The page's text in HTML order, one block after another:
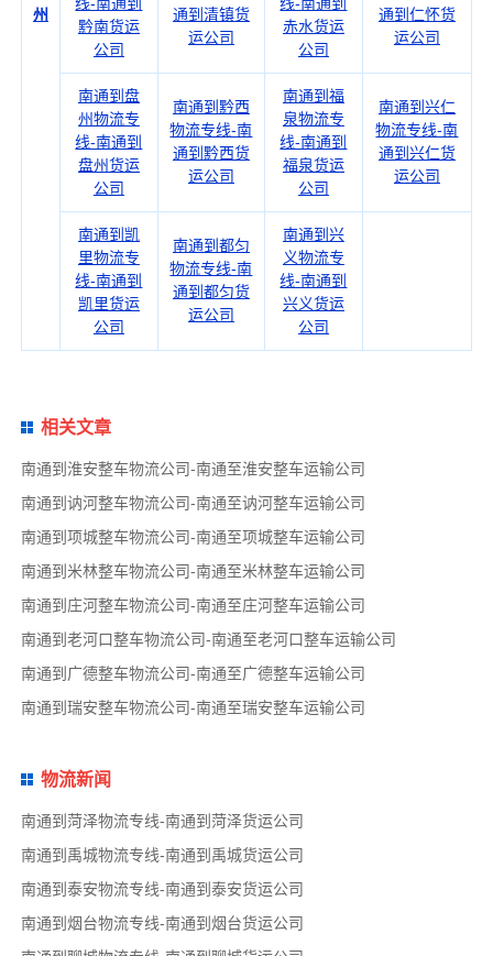
州
黔南货运
公司
通到清镇货
运公司
赤水货运
公司
通到仁怀货
运公司
南通到盘
州物流专
线-南通到
盘州货运
公司
南通到黔西
物流专线-南
通到黔西货
运公司
南通到福
泉物流专
线-南通到
福泉货运
公司
南通到兴仁
物流专线-南
通到兴仁货
运公司
南通到凯
里物流专
线-南通到
凯里货运
公司
南通到都匀
物流专线-南
通到都匀货
运公司
南通到兴
义物流专
线-南通到
兴义货运
公司
相关文章
南通到淮安整车物流公司-南通至淮安整车运输公司
南通到讷河整车物流公司-南通至讷河整车运输公司
南通到项城整车物流公司-南通至项城整车运输公司
南通到米林整车物流公司-南通至米林整车运输公司
南通到庄河整车物流公司-南通至庄河整车运输公司
南通到老河口整车物流公司-南通至老河口整车运输公司
南通到广德整车物流公司-南通至广德整车运输公司
南通到瑞安整车物流公司-南通至瑞安整车运输公司
物流新闻
南通到菏泽物流专线-南通到菏泽货运公司
南通到禹城物流专线-南通到禹城货运公司
南通到泰安物流专线-南通到泰安货运公司
南通到烟台物流专线-南通到烟台货运公司